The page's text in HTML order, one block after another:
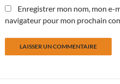
Enregistrer mon nom, mon e-
navigateur pour mon prochain